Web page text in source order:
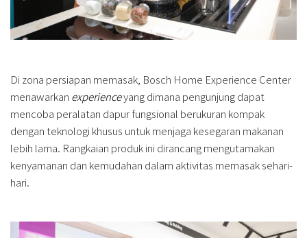
Di zona persiapan memasak, Bosch Home Experience Center
menawarkan experienceyang dimana pengunjung dapat
mencoba peralatan dapur fungsional berukuran kompak
dengan teknologi khusus untuk menjaga kesegaran makanan
lebih lama. Rangkaian produk ini dirancang mengutamakan
kenyamanan dan kemudahan dalam aktivitas memasak sehari-
hari.